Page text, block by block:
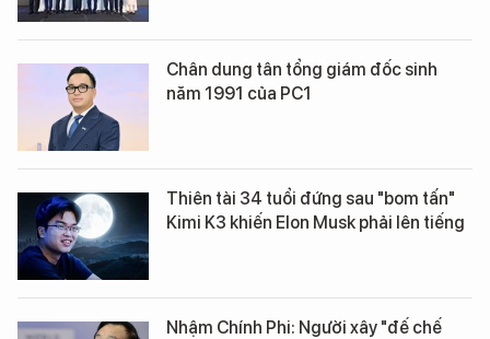
Chân dung tân tổng giám đốc sinh
năm 1991 của PC1
Thiên tài 34 tuổi đứng sau "bom tấn"
Kimi K3 khiến Elon Musk phải lên tiếng
Nhậm Chính Phi: Người xây "đế chế